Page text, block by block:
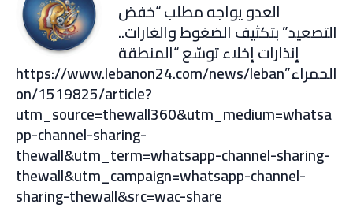
العدو يواجه مطلب “خفض
التصعيد” بتكثيف الضغوط والغارات..
إنذارات إخلاء توسّع “المنطقة
الحمراء”https://www.lebanon24.com/news/leban
on/1519825/article?
utm_source=thewall360&utm_medium=whatsa
pp-channel-sharing-
thewall&utm_term=whatsapp-channel-sharing-
thewall&utm_campaign=whatsapp-channel-
sharing-thewall&src=wac-share